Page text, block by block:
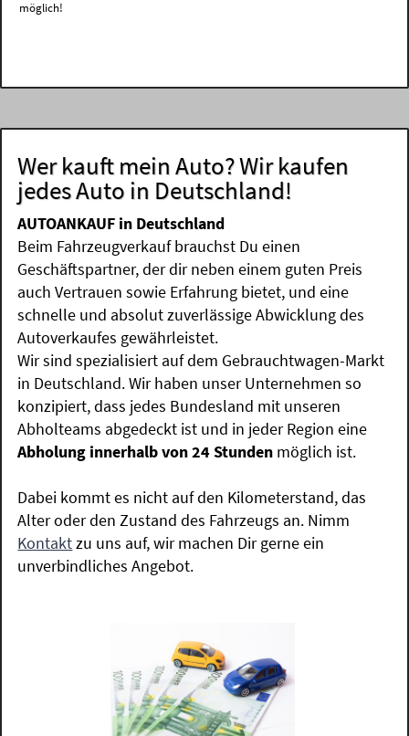
möglich!
Wer kauft mein Auto? Wir kaufen
jedes Auto in Deutschland!
AUTOANKAUF in Deutschland
Beim Fahrzeugverkauf brauchst Du einen
Geschäftspartner, der dir neben einem guten Preis
auch Vertrauen sowie Erfahrung bietet, und eine
schnelle und absolut zuverlässige Abwicklung des
Autoverkaufes gewährleistet.
Wir sind spezialisiert auf dem Gebrauchtwagen-Markt
in Deutschland. Wir haben unser Unternehmen so
konzipiert, dass jedes Bundesland mit unseren
Abholteams abgedeckt ist und in jeder Region eine
Abholung innerhalb von 24 Stunden möglich ist.
Dabei kommt es nicht auf den Kilometerstand, das
Alter oder den Zustand des Fahrzeugs an. Nimm
Kontaktzu uns auf, wir machen Dir gerne ein
unverbindliches Angebot.